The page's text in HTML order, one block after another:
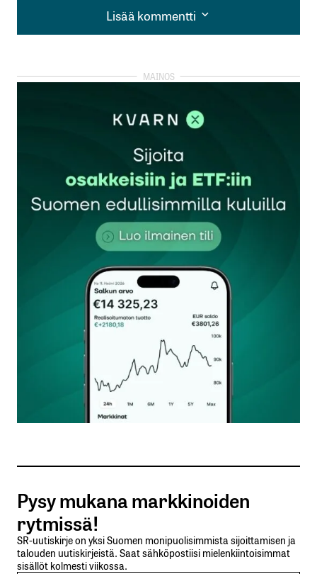
Lisää kommentti
Lisää kommentti
kirjautua
rekisteröityä
Sähköpostiosoitettasi ei julkaista.Pakolliset
kentät on merkitty*
Kommentti*
Nimesi tai nimimerkkisi
Sähköpostiosoitteesi
Tilaa SalkunRakentajan uutiskirje
Lähetä kommentti
Pysy mukana markkinoiden
rytmissä!
SR-uutiskirje on yksi Suomen monipuolisimmista sijoittamisen ja
talouden uutiskirjeistä. Saat sähköpostiisi mielenkiintoisimmat
sisällöt kolmesti viikossa.